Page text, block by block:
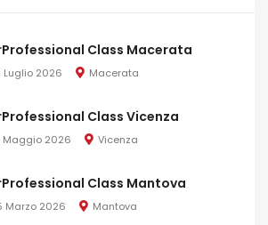
Class Macerata
Luglio 2026 Macerata
Class Vicenza
Maggio 2026 Vicenza
Class Mantova
Marzo 2026 Mantova